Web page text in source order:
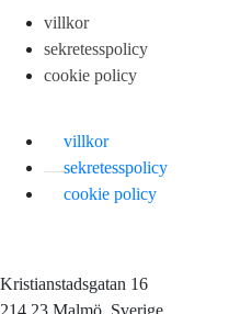
villkor
sekretesspolicy
cookie policy
villkor
sekretesspolicy
cookie policy
Kristianstadsgatan 16